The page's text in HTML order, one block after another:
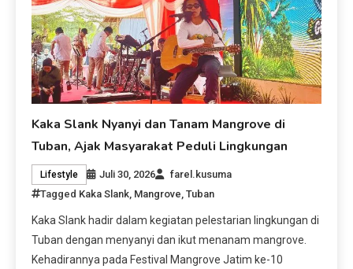
Kaka Slank Nyanyi dan Tanam Mangrove di
Tuban, Ajak Masyarakat Peduli Lingkungan
Lifestyle Juli 30, 2026
farel.kusuma
Tagged Kaka Slank, Mangrove,Tuban
Kaka Slank hadir dalam kegiatan pelestarian lingkungan di
Tuban dengan menyanyi dan ikut menanam mangrove.
Kehadirannya pada Festival Mangrove Jatim ke-10